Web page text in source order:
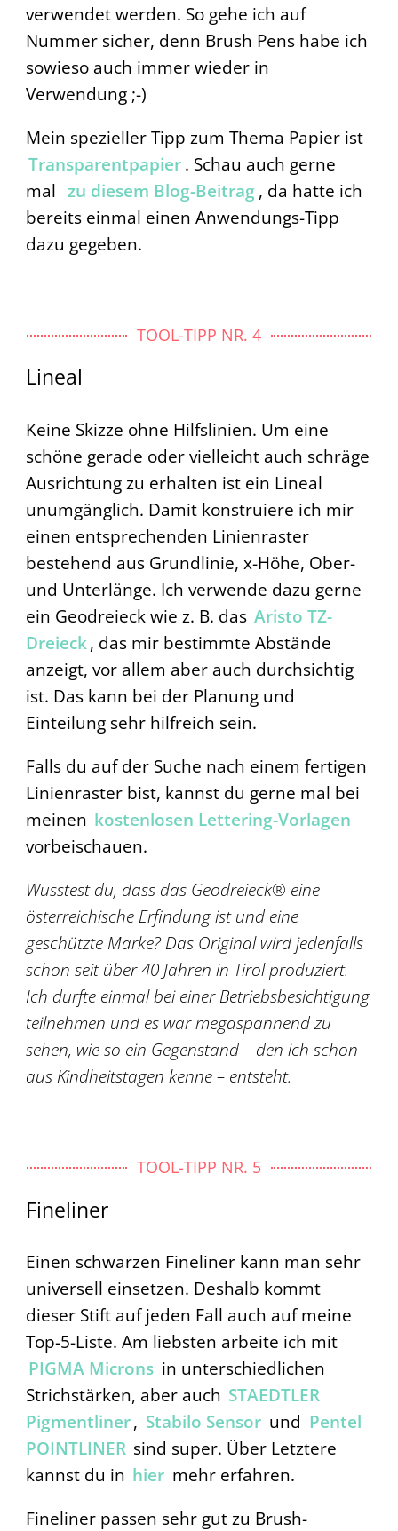
verwendet werden. So gehe ich auf
Nummer sicher, denn Brush Pens habe ich
sowieso auch immer wieder in
Verwendung ;-)
Mein spezieller Tipp zum Thema Papier ist
Transparentpapier. Schau auch gerne
mal zu diesem Blog-Beitrag, da hatte ich
bereits einmal einen Anwendungs-Tipp
dazu gegeben.
TOOL-TIPP NR. 4
Lineal
Keine Skizze ohne Hilfslinien. Um eine
schöne gerade oder vielleicht auch schräge
Ausrichtung zu erhalten ist ein Lineal
unumgänglich. Damit konstruiere ich mir
einen entsprechenden Linienraster
bestehend aus Grundlinie, x-Höhe, Ober-
und Unterlänge. Ich verwende dazu gerne
ein Geodreieck wie z. B. das Aristo TZ-
Dreieck, das mir bestimmte Abstände
anzeigt, vor allem aber auch durchsichtig
ist. Das kann bei der Planung und
Einteilung sehr hilfreich sein.
Falls du auf der Suche nach einem fertigen
Linienraster bist, kannst du gerne mal bei
meinen kostenlosen Lettering-Vorlagen
vorbeischauen.
Wusstest du, dass das Geodreieck® eine
österreichische Erfindung ist und eine
geschützte Marke? Das Original wird jedenfalls
schon seit über 40 Jahren in Tirol produziert.
Ich durfte einmal bei einer Betriebsbesichtigung
teilnehmen und es war megaspannend zu
sehen, wie so ein Gegenstand – den ich schon
aus Kindheitstagen kenne – entsteht.
TOOL-TIPP NR. 5
Fineliner
Einen schwarzen Fineliner kann man sehr
universell einsetzen. Deshalb kommt
dieser Stift auf jeden Fall auch auf meine
Top-5-Liste. Am liebsten arbeite ich mit
PIGMA Microns in unterschiedlichen
Strichstärken, aber auch STAEDTLER
Pigmentliner, Stabilo Sensor und Pentel
POINTLINER sind super. Über Letztere
kannst du in hier mehr erfahren.
Fineliner passen sehr gut zu Brush-